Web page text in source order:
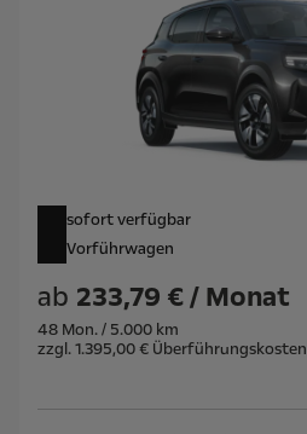
sofort verfügbar
Vorführwagen
ab 233,79 € / Monat
48 Mon. / 5.000 km
zzgl. 1.395,00 € Überführungskosten